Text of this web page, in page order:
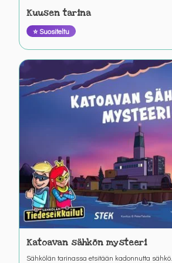
Kuusen tarina
⭐ Suositeltu
Katoavan sähkön mysteeri
Sähkölän tarinassa etsitään kadonnutta